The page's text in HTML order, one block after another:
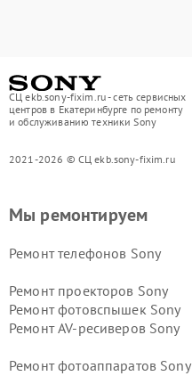
СЦ ekb.sony-fixim.ru - сеть сервисных
центров в Екатеринбурге по ремонту
и обслуживанию техники Sony
2021-2026 © СЦ ekb.sony-fixim.ru
Мы ремонтируем
Ремонт телефонов Sony
Ремонт проекторов Sony
Ремонт фотовспышек Sony
Ремонт AV-ресиверов Sony
Ремонт фотоаппаратов Sony